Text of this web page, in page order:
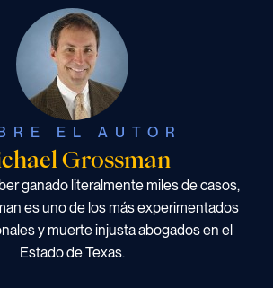
EL AUTOR
Grossman
ganado literalmente miles de casos,
es uno de los más experimentados
y muerte injusta abogados en el
Estado de Texas.